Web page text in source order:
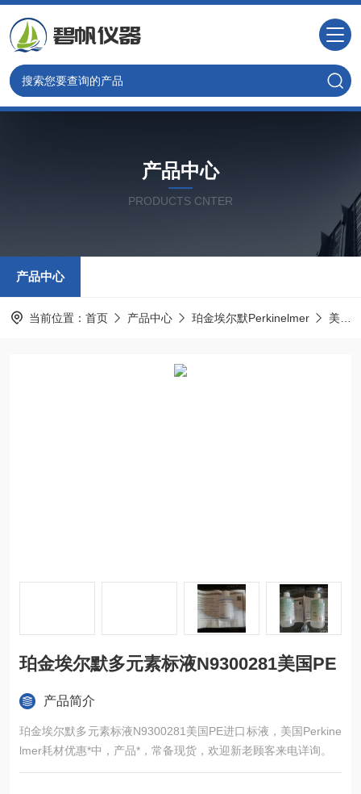
产品中心
PRODUCTS CNTER
产品中心
当前位置： 首页 产品中心 珀金埃尔默Perkinelmer 美国PE光谱耗材
珀金埃尔默多元素标液N9300281美国PE
产品简介
珀金埃尔默多元素标液N9300281美国PE进口标液，美国Perkine
lmer耗材优惠*中，产品*，常备现货，欢迎新老顾客来电详询。